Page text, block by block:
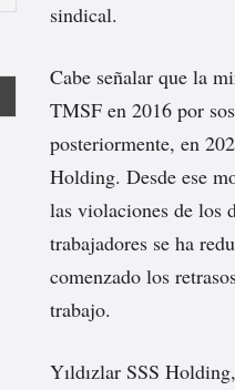
sindical.
Cabe señalar que la
TMSF en 2016 por
posteriormente, en
Holding. Desde ese
las violaciones de los
trabajadores se ha
comenzado los
trabajo.
Yıldızlar SSS